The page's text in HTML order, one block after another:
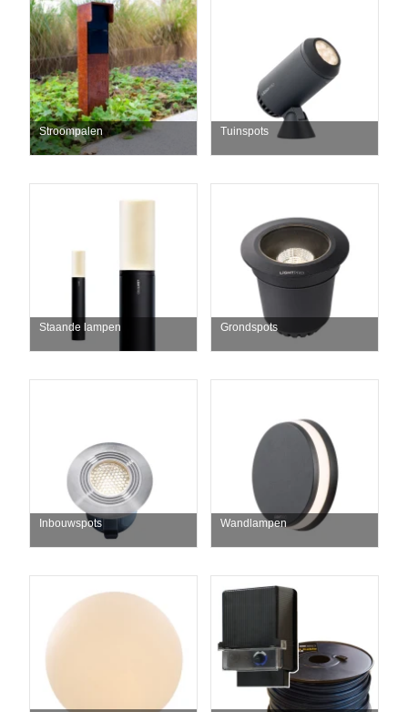
Stroompalen Tuinspots
Staande lampen Grondspots
Inbouwspots Wandlampen